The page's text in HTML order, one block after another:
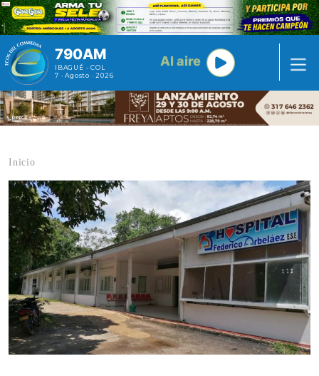
Pasar al contenido principal
790AM
IBAGUÉ - COL
7 · Agosto · 2026
Al aire
Inicio
Contenido multimedia principal